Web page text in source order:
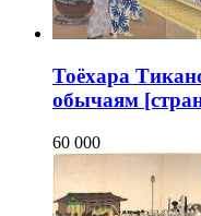
Тоёхара
обычаям
60 000